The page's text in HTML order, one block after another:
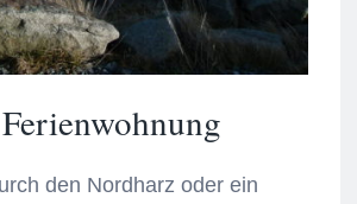
den Nordharz oder ein